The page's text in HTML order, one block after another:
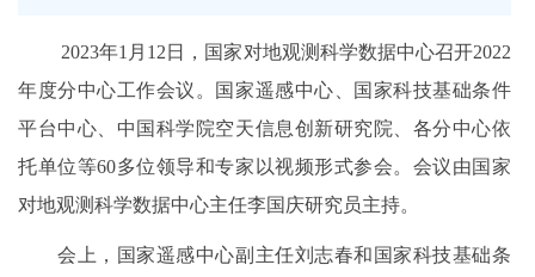
2023年1月12日，国家对地观测科学数据中心召开2022
年度分中心工作会议。国家遥感中心、国家科技基础条件
平台中心、中国科学院空天信息创新研究院、各分中心依
托单位等60多位领导和专家以视频形式参会。会议由国家
对地观测科学数据中心主任李国庆研究员主持。
会上，国家遥感中心副主任刘志春和国家科技基础条